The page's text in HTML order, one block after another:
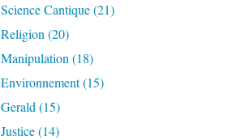
Science Cantique(21)
Religion (20)
Manipulation (18)
Environnement(15)
Gerald (15)
Justice(14)